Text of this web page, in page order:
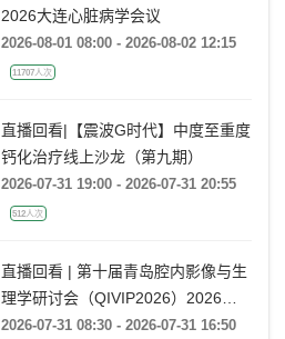
2026大连心脏病学会议
2026-08-01 08:00 - 2026-08-02 12:15
11707人次
直播回看|【震波G时代】中度至重度
钙化治疗线上沙龙（第九期）
2026-07-31 19:00 - 2026-07-31 20:55
512人次
直播回看 | 第十届青岛腔内影像与生
理学研讨会（QIVIP2026）2026结
构性心脏病青岛学术交流会
2026-07-31 08:30 - 2026-07-31 16:50